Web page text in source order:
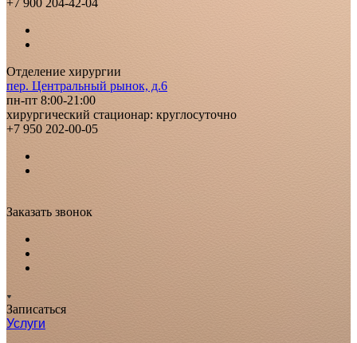
+7 900 204-42-04
Отделение хирургии
пер. Центральный рынок, д.6
пн-пт 8:00-21:00
хирургический стационар: круглосуточно
+7 950 202-00-05
Заказать звонок
Записаться
Услуги